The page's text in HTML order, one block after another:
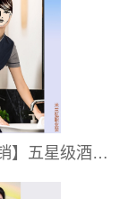
【厂家直销】五星级酒店保洁工作服批量现货价格,高级酒店客房部保洁工作服批发价格多少钱